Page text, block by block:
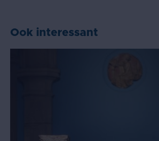
Ook interessant